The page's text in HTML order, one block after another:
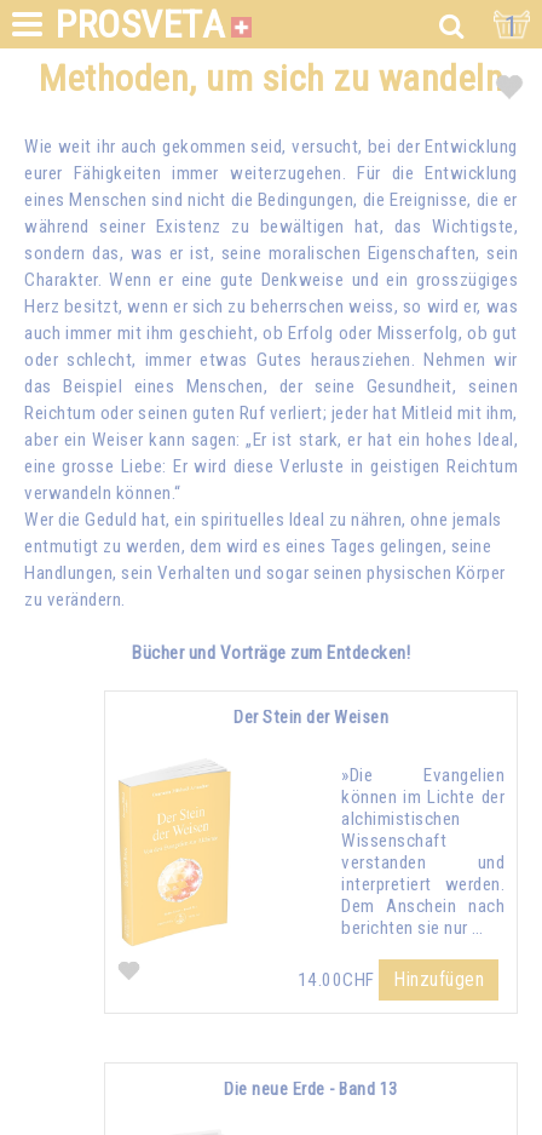
PROSVETA 1
Methoden, um sich zu wandeln
Wie weit ihr auch gekommen seid, versucht, bei der Entwicklung
eurer Fähigkeiten immer weiterzugehen. Für die Entwicklung
eines Menschen sind nicht die Bedingungen, die Ereignisse, die er
während seiner Existenz zu bewältigen hat, das Wichtigste,
sondern das, was er ist, seine moralischen Eigenschaften, sein
Charakter. Wenn er eine gute Denkweise und ein grosszügiges
Herz besitzt, wenn er sich zu beherrschen weiss, so wird er, was
auch immer mit ihm geschieht, ob Erfolg oder Misserfolg, ob gut
oder schlecht, immer etwas Gutes herausziehen. Nehmen wir
das Beispiel eines Menschen, der seine Gesundheit, seinen
Reichtum oder seinen guten Ruf verliert; jeder hat Mitleid mit ihm,
aber ein Weiser kann sagen: „Er ist stark, er hat ein hohes Ideal,
eine grosse Liebe: Er wird diese Verluste in geistigen Reichtum
verwandeln können.“
Wer die Geduld hat, ein spirituelles Ideal zu nähren, ohne jemals
entmutigt zu werden, dem wird es eines Tages gelingen, seine
Handlungen, sein Verhalten und sogar seinen physischen Körper
zu verändern.
Bücher und Vorträge zum Entdecken!
Der Stein der Weisen
»Die Evangelien
können im Lichte der
alchimistischen
Wissenschaft
verstanden und
interpretiert werden.
Dem Anschein nach
berichten sie nur …
14.00CHF Hinzufügen
Die neue Erde - Band 13